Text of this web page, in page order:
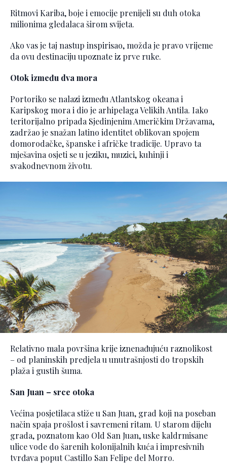
Ritmovi Kariba, boje i emocije prenijeli su duh otoka
milionima gledalaca širom svijeta.
Ako vas je taj nastup inspirisao, možda je pravo vrijeme
da ovu destinaciju upoznate iz prve ruke.
Otok između dva mora
Portoriko se nalazi između Atlantskog okeana i
Karipskog mora i dio je arhipelaga Velikih Antila. Iako
teritorijalno pripada Sjedinjenim Američkim Državama,
zadržao je snažan latino identitet oblikovan spojem
domorodačke, španske i afričke tradicije. Upravo ta
mješavina osjeti se u jeziku, muzici, kuhinji i
svakodnevnom životu.
Relativno mala površina krije iznenađujuću raznolikost
– od planinskih predjela u unutrašnjosti do tropskih
plaža i gustih šuma.
San Juan – srce otoka
Većina posjetilaca stiže u San Juan, grad koji na poseban
način spaja prošlost i savremeni ritam. U starom dijelu
grada, poznatom kao Old San Juan, uske kaldrmisane
ulice vode do šarenih kolonijalnih kuća i impresivnih
tvrđava poput Castillo San Felipe del Morro.